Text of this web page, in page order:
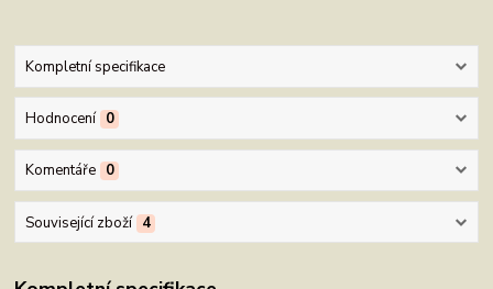
Kompletní specifikace
Hodnocení 0
Komentáře 0
Související zboží 4